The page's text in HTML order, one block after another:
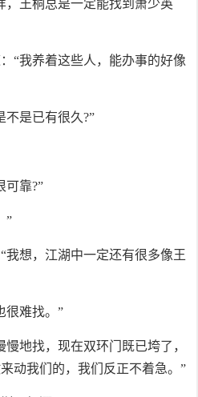
，王桐总是一定能找到萧少英
“我养着这些人，能办事的好像
不是已有很久?”
可靠?”
”
我想，江湖中一定还有很多像王
很难找。”
地找，现在双环门既已垮了，
动我们的，我们反正不着急。”